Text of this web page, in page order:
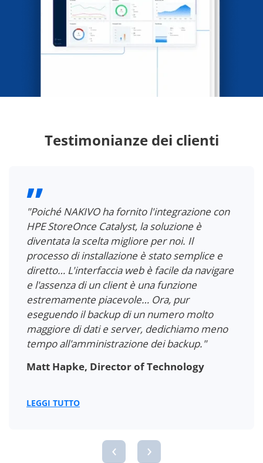
Testimonianze dei clienti
"Poiché NAKIVO ha fornito l'integrazione con
HPE StoreOnce Catalyst, la soluzione è
diventata la scelta migliore per noi. Il
processo di installazione è stato semplice e
diretto… L'interfaccia web è facile da navigare
e l'assenza di un client è una funzione
estremamente piacevole… Ora, pur
eseguendo il backup di un numero molto
maggiore di dati e server, dedichiamo meno
tempo all'amministrazione dei backup."
Matt Hapke, Director of Technology
LEGGI TUTTO
‹ ›